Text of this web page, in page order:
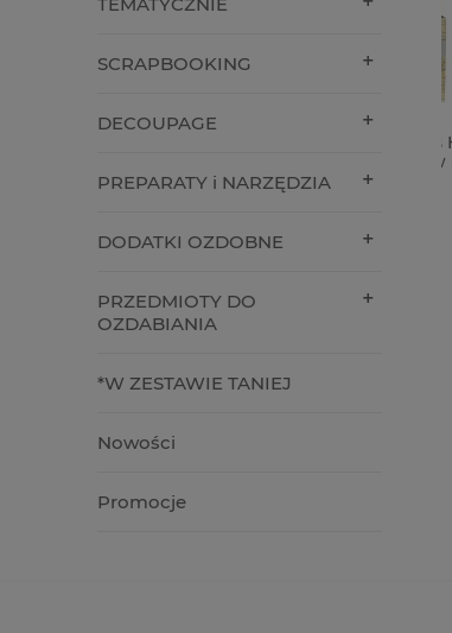
SCRAPBOOKING
DECOUPAGE
PREPARATY i NARZĘDZIA
DODATKI OZDOBNE
PRZEDMIOTY DO
OZDABIANIA
*W ZESTAWIE TANIEJ
Nowości
Promocje